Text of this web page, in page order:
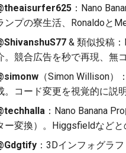
：Nano
ンプの寮生活、Ronaldoと
& 類似投稿
。競合広告を秒で再現、無
（Simon Willison
。コード変更を視覚的に説
：Nano Banana
ー変換）。Higgsfieldなどと
：3Dインフォグラ